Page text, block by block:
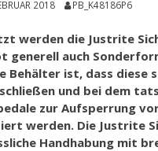
2018 PB_K48186P6
werden die Justrite
generell auch
Behälter ist, dass diese
und bei dem
zur Aufsperrung
werden. Die Justrite
Handhabung mit